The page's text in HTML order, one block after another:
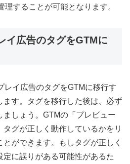
することが可能となります。
イ広告のタグをGTMに
レイ広告のタグをGTMに移行す
ます。タグを移行した後は、必ず
しょう。GTMの「プレビュー
グが正しく動作しているかをリ
ができます。もしタグが正しく
に誤りがある可能性があるた